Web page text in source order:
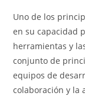
Uno de los
en su capacidad
herramientas y
conjunto de
equipos de
colaboración y la